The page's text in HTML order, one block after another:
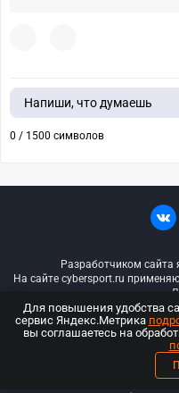
Напиши, что думаешь
0 / 1500 символов
Разработчиком
На сайте cybersport.ru
© ООО
ООО «Киберспорт.ру».
Для повышения удобства
сервис Яндекс.Метрика
вы соглашаетесь на